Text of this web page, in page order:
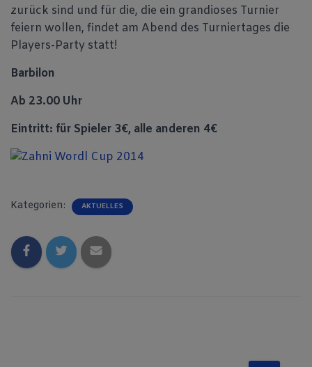
zurück sind und für die, die ein grandioses Turnier
feiern wollen, findet am Abend des Turniertages die
Players-Party statt!
Barbilon
Ab 23.00 Uhr
Eintritt: für Spieler 3€, alle anderen 4€
Kategorien: AKTUELLES